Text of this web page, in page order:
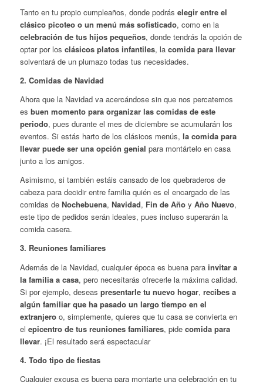
Tanto en tu propio cumpleaños, donde podrás elegir entre el
clásico picoteo o un menú más sofisticado, como en la
celebración de tus hijos pequeños, donde tendrás la opción de
optar por los clásicos platos infantiles, la comida para llevar
solventará de un plumazo todas tus necesidades.
2. Comidas de Navidad
Ahora que la Navidad va acercándose sin que nos percatemos
es buen momento para organizar las comidas de este
periodo, pues durante el mes de diciembre se acumularán los
eventos. Si estás harto de los clásicos menús, la comida para
llevar puede ser una opción genial para montártelo en casa
junto a los amigos.
Asimismo, si también estáis cansado de los quebraderos de
cabeza para decidir entre familia quién es el encargado de las
comidas de Nochebuena, Navidad, Fin de Añoy Año Nuevo,
este tipo de pedidos serán ideales, pues incluso superarán la
comida casera.
3. Reuniones familiares
Además de la Navidad, cualquier época es buena para invitar a
la familia a casa, pero necesitarás ofrecerle la máxima calidad.
Si por ejemplo, deseas presentarle tu nuevo hogar, recibes a
algún familiar que ha pasado un largo tiempo en el
extranjeroo, simplemente, quieres que tu casa se convierta en
el epicentro de tus reuniones familiares, pide comida para
llevar. ¡El resultado será espectacular
4. Todo tipo de fiestas
Cualquier excusa es buena para montarte una celebración en tu